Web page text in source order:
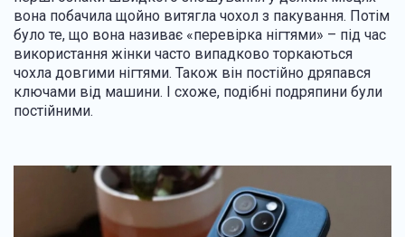
вона побачила щойно витягла чохол з пакування. Потім
було те, що вона називає «перевірка нігтями» – під час
використання жінки часто випадково торкаються
чохла довгими нігтями. Також він постійно дряпався
ключами від машини. І схоже, подібні подряпини були
постійними.